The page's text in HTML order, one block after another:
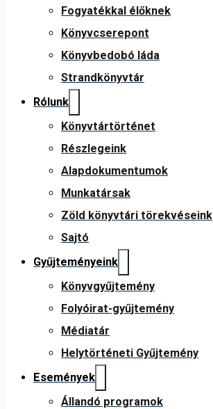
Fogyatékkal élőknek
Könyvcserepont
Könyvbedobó láda
Strandkönyvtár
Rólunk
Könyvtártörténet
Részlegeink
Alapdokumentumok
Munkatársak
Zöld könyvtári törekvéseink
Sajtó
Gyűjteményeink
Könyvgyűjtemény
Folyóirat-gyűjtemény
Médiatár
Helytörténeti Gyűjtemény
Események
Állandó programok